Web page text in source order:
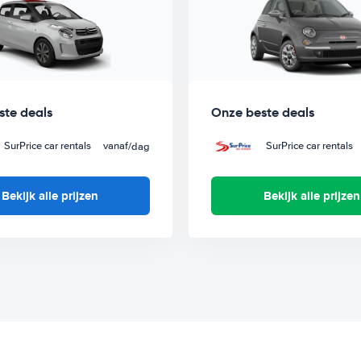
deals
SurPrice car rentals vanaf/dag
Bekijk alle prijzen
Onze beste deals
SurPrice car rentals
Bekijk alle prijzen